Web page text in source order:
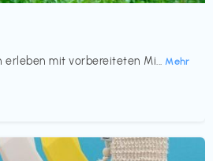
erleben mit vorbereiteten Mi... Mehr